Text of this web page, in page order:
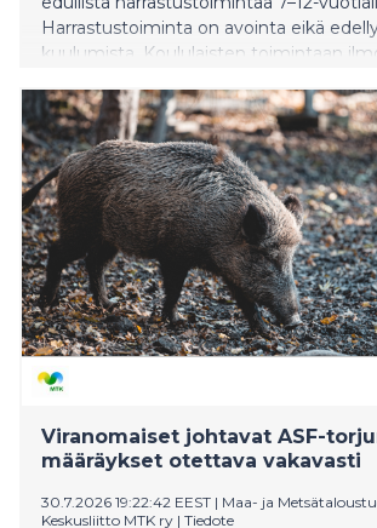
Harrastustoiminta on avointa eikä
kuulumista. Koululaisten toimintaan
Viranomaiset johtavat ASF-
määräykset otettava vakavasti
30.7.2026 19:22:42 EEST | Maa- ja
Keskusliitto MTK ry | Tiedote